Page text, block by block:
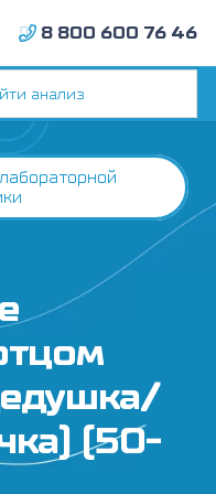
8 800 600 76 46
(50-